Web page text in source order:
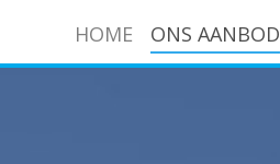
HOME ONS AANBOD